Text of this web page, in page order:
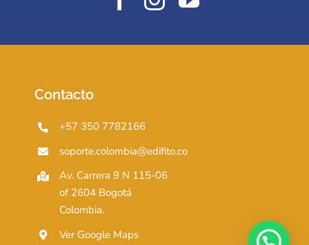
Contacto
+57 350 7782166
soporte.colombia@edifito.co
Av. Carrera 9 N 115-06
of 2604 Bogotá
Colombia.
Ver Google Maps